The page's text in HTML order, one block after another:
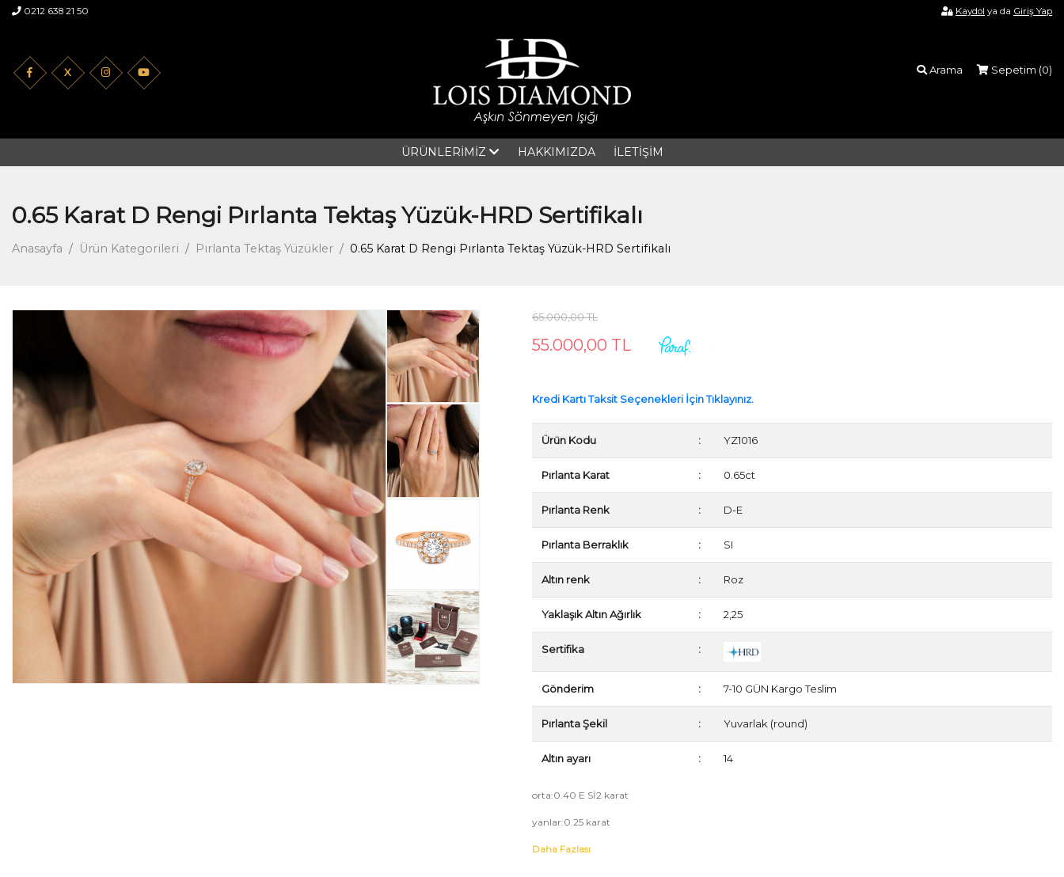
0212 638 21 50 Kaydol ya da Giriş Yap
X Arama Sepetim (0)
ÜRÜNLERİMİZ HAKKIMIZDA İLETİŞİM
0.65 Karat D Rengi Pırlanta Tektaş Yüzük-HRD Sertifikalı
Anasayfa Ürün Kategorileri Pırlanta Tektaş Yüzükler 0.65 Karat D Rengi Pırlanta Tektaş Yüzük-HRD Sertifikalı
65.000,00 TL
55.000,00 TL
Kredi Kartı Taksit Seçenekleri İçin Tıklayınız.
Ürün Kodu : YZ1016
Pırlanta Karat : 0.65ct
Pırlanta Renk : D-E
Pırlanta Berraklık : SI
Altın renk : Roz
Yaklaşık Altın Ağırlık : 2,25
Sertifika :
Gönderim : 7-10 GÜN Kargo Teslim
Pırlanta Şekil : Yuvarlak (round)
Altın ayarı : 14
orta:0.40 E Sİ2 karat
yanlar:0.25 karat
Daha Fazlası